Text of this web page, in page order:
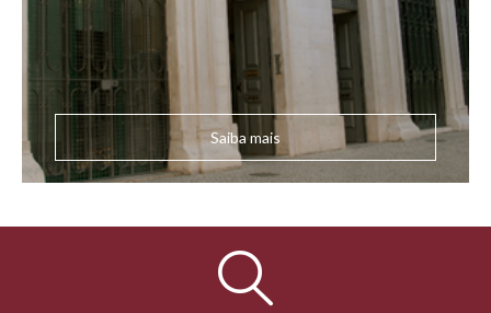
Saiba mais